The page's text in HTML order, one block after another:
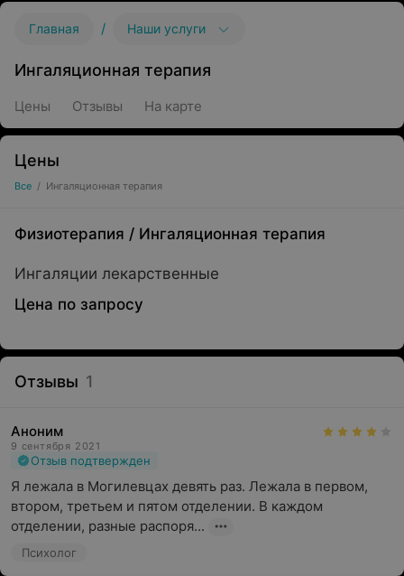
Главная / Наши услуги
Ингаляционная терапия
Цены Отзывы На карте
Цены
Все / Ингаляционная терапия
Физиотерапия / Ингаляционная терапия
Ингаляции лекарственные
Цена по запросу
Отзывы 1
Аноним
9 сентября 2021
Отзыв подтвержден
Я лежала в Могилевцах девять раз. Лежала в первом,
втором, третьем и пятом отделении. В каждом
отделении, разные распоря...
Психолог